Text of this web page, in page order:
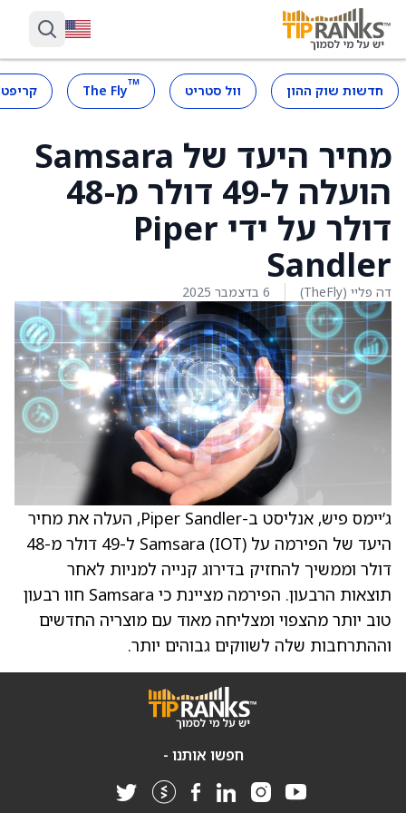
חדשות שוק ההון וול סטריט ™
The Fly
מחיר היעד של Samsara
הועלה ל-49 דולר מ-48
דולר על ידי Piper
Sandler
דה פליי (TheFly) 6 בדצמבר 2025
ג’יימס פיש, אנליסט ב-Piper Sandler, העלה את מחיר
היעד של הפירמה על Samsara (IOT) ל-49 דולר מ-48
דולר וממשיך להחזיק בדירוג קנייה למניות לאחר
תוצאות הרבעון. הפירמה מציינת כי Samsara חוו רבעון
טוב יותר מהצפוי ומצליחה מאוד עם מוצריה החדשים
וההתרחבות שלה לשווקים גבוהים יותר.
חפשו אותנו -